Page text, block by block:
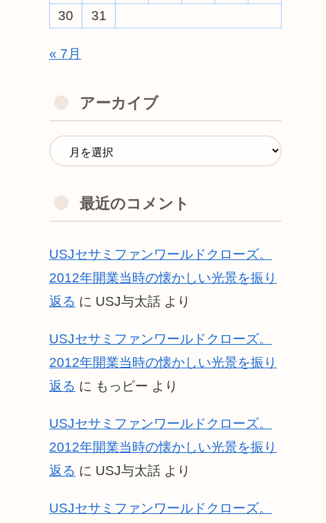
30
31
« 7月
アーカイブ
最近のコメント
USJセサミファンワールドクローズ。
2012年開業当時の懐かしい光景を振り
返る に USJ与太話 より
USJセサミファンワールドクローズ。
2012年開業当時の懐かしい光景を振り
返る に もっピー より
USJセサミファンワールドクローズ。
2012年開業当時の懐かしい光景を振り
返る に USJ与太話 より
USJセサミファンワールドクローズ。